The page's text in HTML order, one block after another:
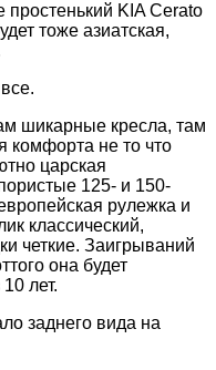
простенький KIA Cerato
тоже азиатская,
шикарные кресла, там
комфорта не то что
царская
125- и 150-
рулежка и
классический,
четкие. Заигрываний
она будет
лет.
заднего вида на